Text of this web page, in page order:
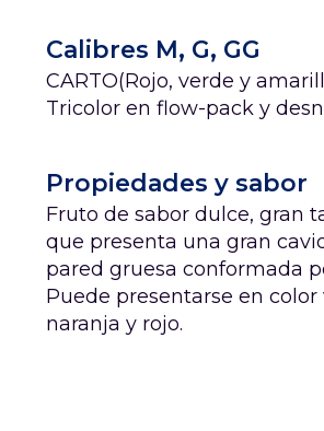
Calibres M, G, GG
CARTO(Rojo, verde y
Tricolor en flow-pack y
Propiedades y sabor
Fruto de sabor dulce, gran
que presenta una gran
pared gruesa conformada
Puede presentarse en
naranja y rojo.